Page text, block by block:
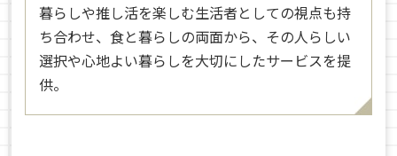
暮らしや推し活を楽しむ生活者としての視点も持
ち合わせ、食と暮らしの両面から、その人らしい
選択や心地よい暮らしを大切にしたサービスを提
供。